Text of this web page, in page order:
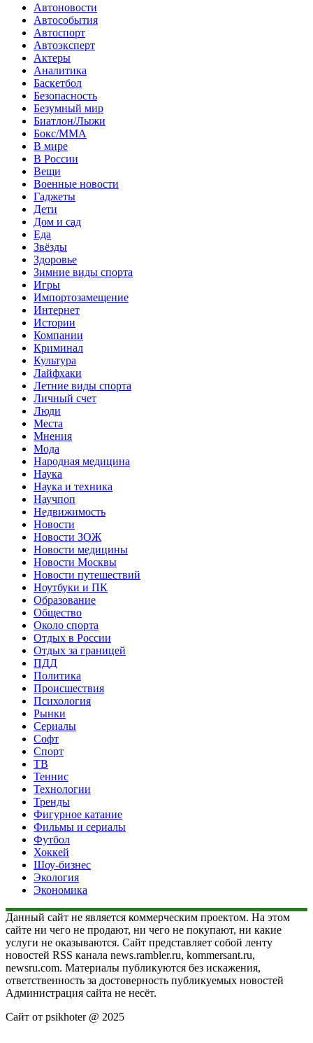
Автоновости
Автособытия
Автоспорт
Автоэксперт
Актеры
Аналитика
Баскетбол
Безопасность
Безумный мир
Биатлон/Лыжи
Бокс/MMA
В мире
В России
Вещи
Военные новости
Гаджеты
Дети
Дом и сад
Еда
Звёзды
Здоровье
Зимние виды спорта
Игры
Импортозамещение
Интернет
Истории
Компании
Криминал
Культура
Лайфхаки
Летние виды спорта
Личный счет
Люди
Места
Мнения
Мода
Народная медицина
Наука
Наука и техника
Научпоп
Недвижимость
Новости
Новости ЗОЖ
Новости медицины
Новости Москвы
Новости путешествий
Ноутбуки и ПК
Образование
Общество
Около спорта
Отдых в России
Отдых за границей
ПДД
Политика
Происшествия
Психология
Рынки
Сериалы
Софт
Спорт
ТВ
Теннис
Технологии
Тренды
Фигурное катание
Фильмы и сериалы
Футбол
Хоккей
Шоу-бизнес
Экология
Экономика
Данный сайт не является коммерческим проектом. На этом
сайте ни чего не продают, ни чего не покупают, ни какие
услуги не оказываются. Сайт представляет собой ленту
новостей RSS канала news.rambler.ru, kommersant.ru,
newsru.com. Материалы публикуются без искажения,
ответственность за достоверность публикуемых новостей
Администрация сайта не несёт.
Сайт от psikhoter @ 2025